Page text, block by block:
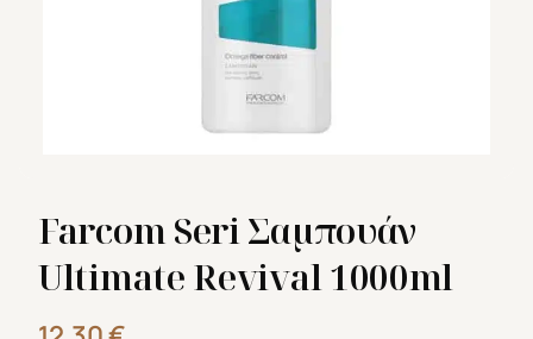
Farcom Seri Σαμπουάν
Ultimate Revival 1000ml